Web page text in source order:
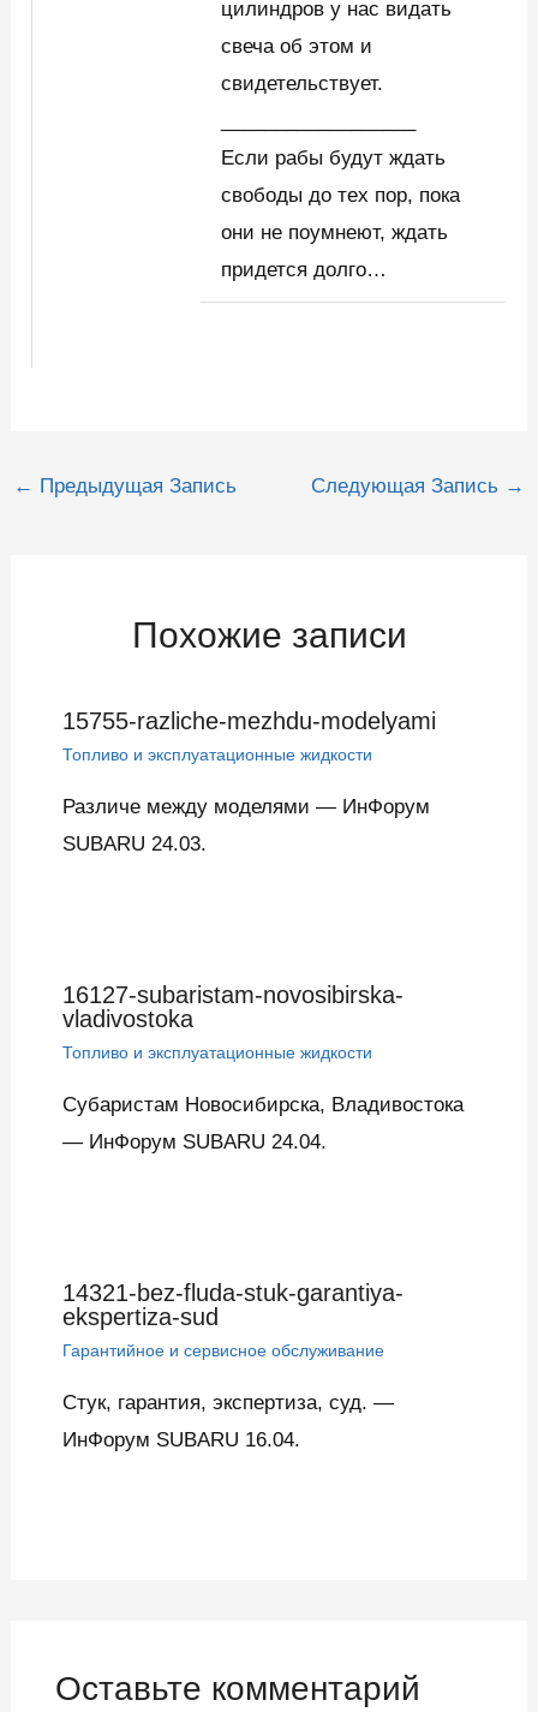
цилиндров у нас видать
свеча об этом и
свидетельствует.
Если рабы будут ждать
свободы до тех пор, пока
они не поумнеют, ждать
придется долго…
Навигация
← Предыдущая Запись Следующая Запись →
Похожие записи
15755-razliche-mezhdu-modelyami
Топливо и эксплуатационные жидкости
Различе между моделями — ИнФорум
SUBARU 24.03.
16127-subaristam-novosibirska-
vladivostoka
Топливо и эксплуатационные жидкости
Субаристам Новосибирска, Владивостока
— ИнФорум SUBARU 24.04.
14321-bez-fluda-stuk-garantiya-
ekspertiza-sud
Гарантийное и сервисное обслуживание
Стук, гарантия, экспертиза, суд. —
ИнФорум SUBARU 16.04.
Оставьте комментарий